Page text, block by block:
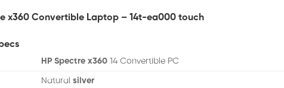
x360 Convertible Laptop – 14t-ea000 touch
HP Spectre x360 14 Convertible PC
Naturalsilver